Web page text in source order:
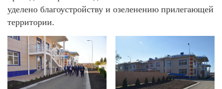
уделено благоустройству и озеленению прилегающей
территории.